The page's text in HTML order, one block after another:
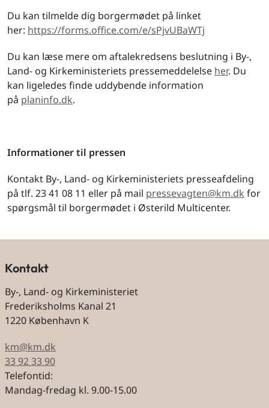
Du kan tilmelde dig borgermødet på linket
her: https://forms.office.com/e/sPjvUBaWTj
Du kan læse mere om aftalekredsens beslutning i By-,
Land- og Kirkeministeriets pressemeddelelse her. Du
kan ligeledes finde uddybende information
på planinfo.dk.
Informationer til pressen
Kontakt By-, Land- og Kirkeministeriets presseafdeling
på tlf. 23 41 08 11 eller på mail pressevagten@km.dk for
spørgsmål til borgermødet i Østerild Multicenter.
Kontakt
By-, Land- og Kirkeministeriet
Frederiksholms Kanal 21
1220 København K
km@km.dk
33 92 33 90
Telefontid:
Mandag-fredag kl. 9.00-15.00